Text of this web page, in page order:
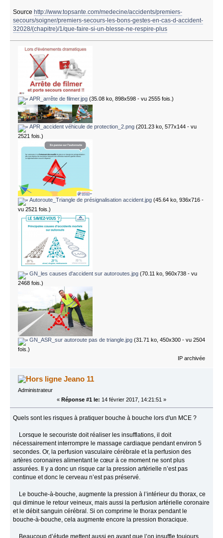
Source http://www.topsante.com/medecine/accidents/premiers-
secours/soigner/premiers-secours-les-bons-gestes-en-cas-d-accident-
32028/(chapitre)/1/que-faire-si-un-blesse-ne-respire-plus
APR_arrête de filmer.jpg(35.08 ko, 898x598 - vu 2555 fois.)
APR_accident véhicule de protection_2.png(201.23 ko, 577x144 - vu
2521 fois.)
Autoroute_Triangle de présignalisation accident.jpg(45.64 ko, 936x716 -
vu 2521 fois.)
GN_les causes d'accident sur autoroutes.jpg(70.11 ko, 960x738 - vu
2468 fois.)
GN_ASR_sur autoroute pas de triangle.jpg(31.71 ko, 450x300 - vu 2504
fois.)
IP archivée
Jeano 11
Administrateur
« Réponse #1 le: 14 février 2017, 14:21:51 »
Quels sont les risques à pratiquer bouche à bouche lors d'un MCE ?
Lorsque le secouriste doit réaliser les insufflations, il doit
nécessairement interrompre le massage cardiaque pendant environ 5
secondes. Or, la perfusion vasculaire cérébrale et la perfusion des
artères coronaires alimentant le cœur à ce moment ne sont plus
assurées. Il y a donc un risque car la pression artérielle n’est pas
continue et donc le cerveau n’est pas préservé.
Le bouche-à-bouche, augmente la pression à l’intérieur du thorax, ce
qui diminue le retour veineux, mais aussi la perfusion artérielle coronaire
et le débit sanguin cérébral. Si on comprime le thorax pendant le
bouche-à-bouche, cela augmente encore la pression thoracique.